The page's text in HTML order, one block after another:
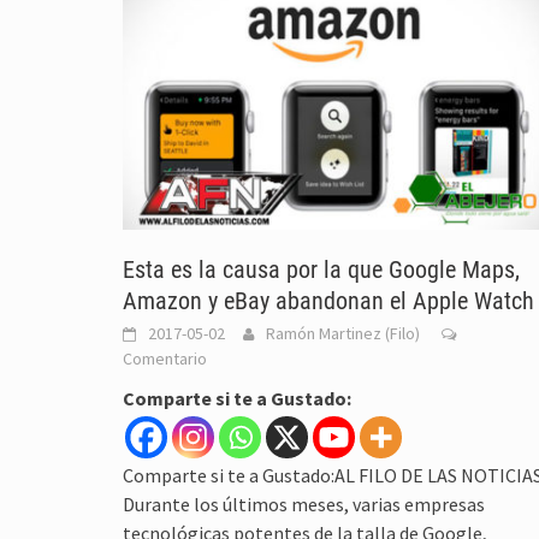
Esta es la causa por la que Google Maps,
Amazon y eBay abandonan el Apple Watch
2017-05-02
Ramón Martinez (Filo)
Comentario
Comparte si te a Gustado:
Comparte si te a Gustado:AL FILO DE LAS
Durante los últimos meses, varias empresas
tecnológicas potentes de la talla de Google,